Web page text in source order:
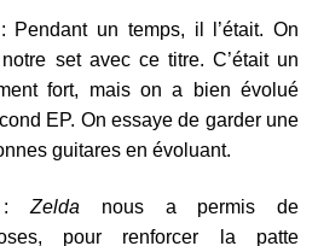
: Pendant un temps, il l’était. On
set avec ce titre. C’était un
fort, mais on a bien évolué
EP. On essaye de garder une
guitares en évoluant.
Zelda nous a permis de
pour renforcer la patte